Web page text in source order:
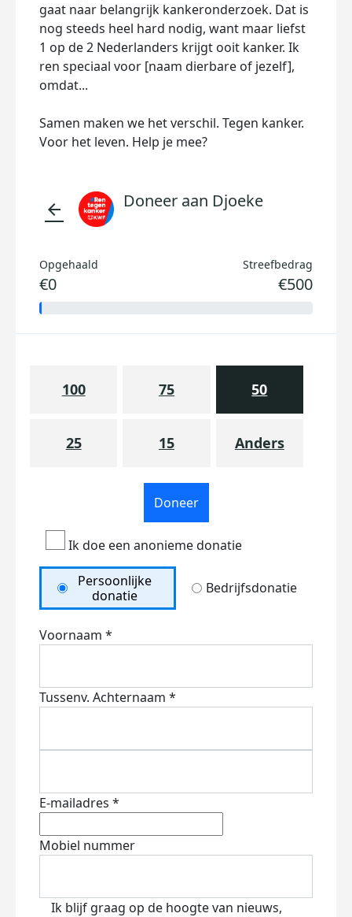
gaat naar belangrijk kankeronderzoek. Dat is
nog steeds heel hard nodig, want maar liefst
1 op de 2 Nederlanders krijgt ooit kanker. Ik
ren speciaal voor [naam dierbare of jezelf],
omdat...
Samen maken we het verschil. Tegen kanker.
Voor het leven. Help je mee?
arrow_back Doneer aan Djoeke
Opgehaald
€0
Streefbedrag
€500
100 75 50
25 15 Anders
Doneer
Ik doe een anonieme donatie
Persoonlijke
donatie
Bedrijfsdonatie
Voornaam *
Tussenv. Achternaam *
E-mailadres *
Mobiel nummer
Ik blijf graag op de hoogte van nieuws,